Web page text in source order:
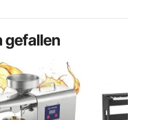
gefallen